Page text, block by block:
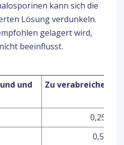
kann sich die
Lösung verdunkeln.
gelagert wird,
beeinflusst.
und
Zu
0,25 ml
0,5 ml